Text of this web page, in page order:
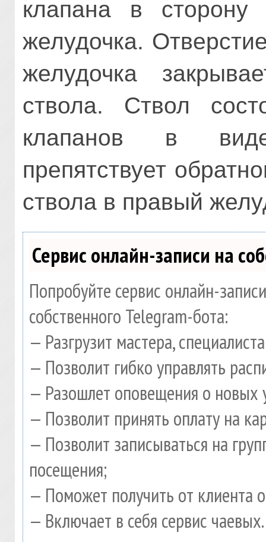
клапана в сторону
желудочка.
желудочка
ствола. Ствол
клапанов в
препятствует
ствола в правый
Сервис онлайн-записи на
Попробуйте сервис онлайн-
собственного Telegram-бота:
— Разгрузит мастера,
— Позволит гибко управлять
— Разошлет оповещения о новых
— Позволит принять оплату на
— Позволит записываться на
посещения;
— Поможет получить от клиента
— Включает в себя сервис чаевых.